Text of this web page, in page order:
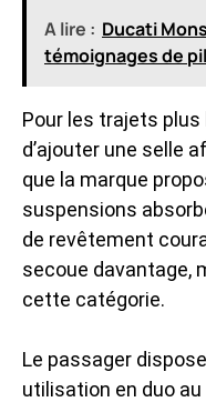
A lire : Ducati
témoignages de
Pour les trajets
d’ajouter une selle
que la marque
suspensions
de revêtement
secoue davantage,
cette catégorie.
Le passager
utilisation en duo